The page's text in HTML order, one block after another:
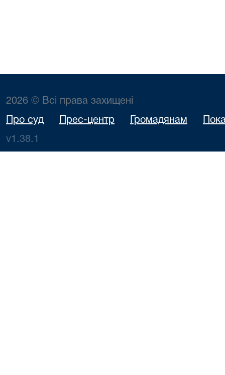
2026 © Всі права захищені
Про суд Прес-центр Громадянам
v1.38.1